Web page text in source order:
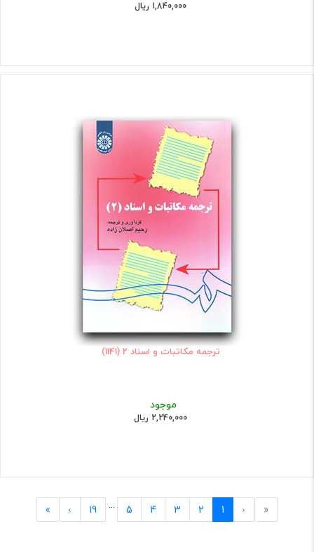
1,840,000 ریال
ترجمه مکاتبات و اسناد 2 (1141)
موجود
2,240,000 ریال
«
First
‹
Previous
1
2
3
4
5
...
19
›
Next
»